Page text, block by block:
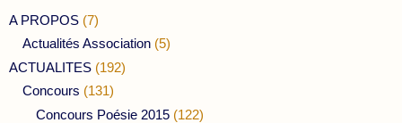
A PROPOS (7)
Actualités Association (5)
ACTUALITES (192)
Concours (131)
Concours Poésie 2015 (122)